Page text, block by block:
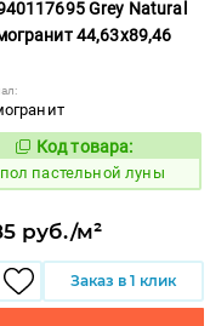
Grey Natural
44,63x89,46
852420
Код товара:
пастельной луны
руб./м²
Заказ в 1 клик